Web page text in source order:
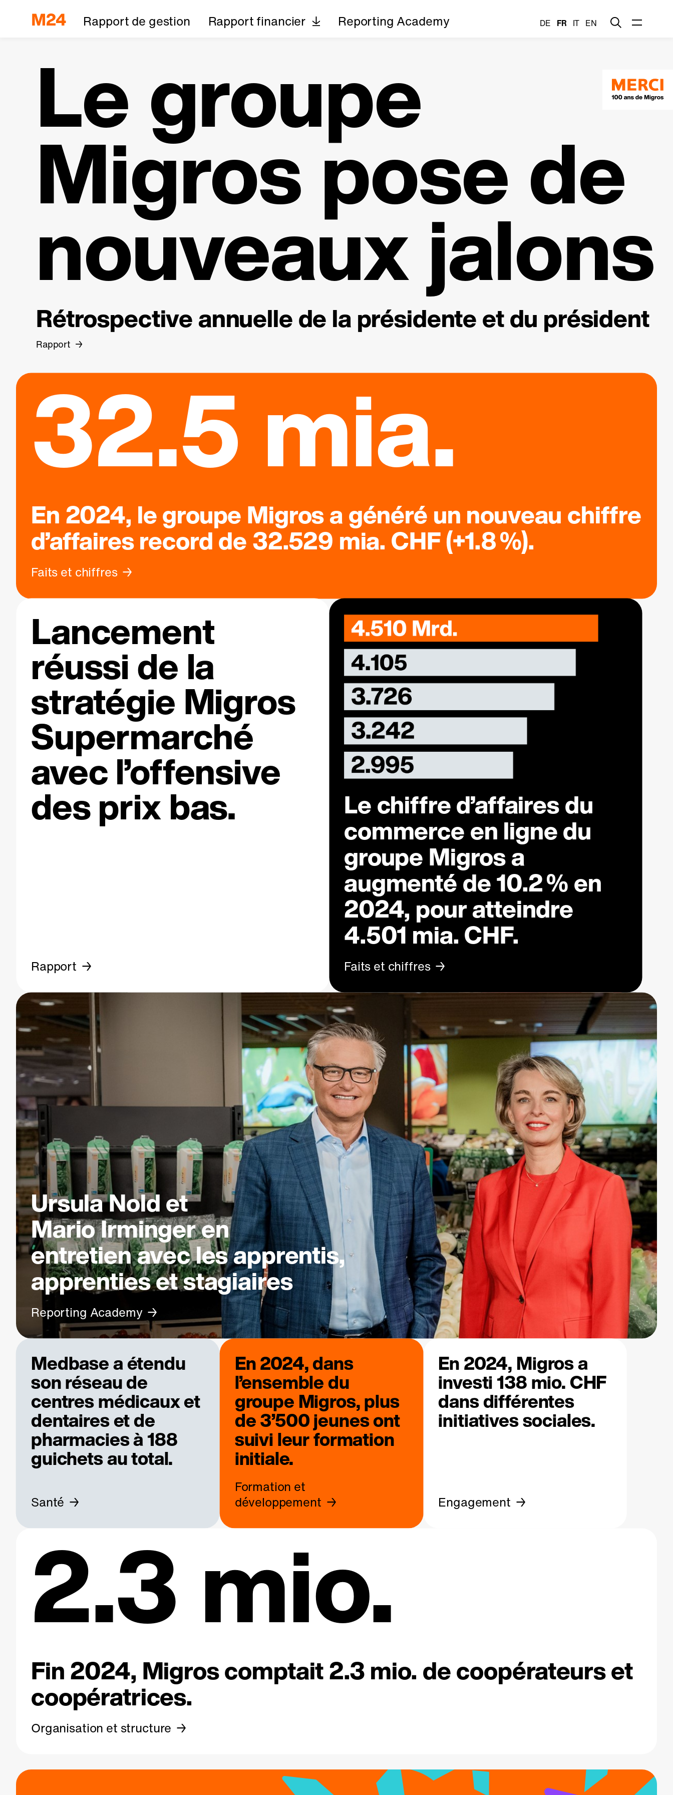
Rapport de gestion Rapport financier Reporting Academy DE FR IT EN
Le groupe
Migros pose de
nouveaux jalons
Rétrospective annuelle de la présidente et du président
Rapport
32.5 mia.
En 2024, le groupe Migros a généré un nouveau chiffre
d’affaires record de 32.529 mia. CHF (+1.8 %).
Faits et chiffres
Lancement
réussi de la
stratégie Migros
Supermarché
avec l’offensive
des prix bas.
Rapport
Le chiffre d’affaires du
commerce en ligne du
groupe Migros a
augmenté de10.2 %en
2024, pour atteindre
4.501 mia. CHF.
Faits et chiffres
Ursula Nold et
Mario Irminger en
entretien avec les apprentis,
apprenties et stagiaires
Reporting Academy
Medbase a étendu
son réseau de
centres médicaux et
dentaires et de
pharmacies à 188
guichets au total.
Santé
En 2024, dans
l’ensemble du
groupe Migros, plus
de 3’500 jeunes ont
suivi leur formation
initiale.
Formation et
développement
En 2024, Migros a
investi 138 mio. CHF
dans différentes
initiatives sociales.
Engagement
2.3 mio.
Fin 2024, Migros comptait 2.3 mio. de coopérateurs et
coopératrices.
Organisation et structure